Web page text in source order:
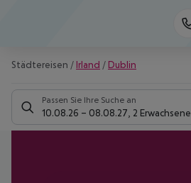
Städtereisen / Irland / Dublin
Passen Sie Ihre Suche an
10.08.26 – 08.08.27 2 Erwachsene